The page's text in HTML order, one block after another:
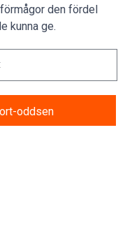
den fördel
kunna ge.
oddsen